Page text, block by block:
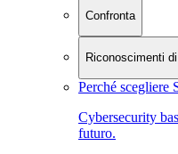
Confronta
Riconoscimenti
Perché scegliere
Cybersecurity
futuro.